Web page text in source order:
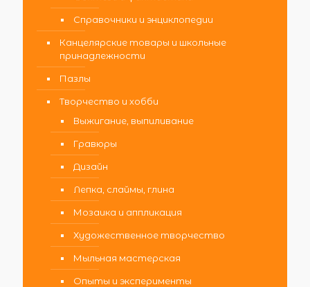
Справочники и энциклопедии
Канцелярские товары и школьные
принадлежности
Пазлы
Творчество и хобби
Выжигание, выпиливание
Гравюры
Дизайн
Лепка, слаймы, глина
Мозаика и аппликация
Художественное творчество
Мыльная мастерская
Опыты и эксперименты